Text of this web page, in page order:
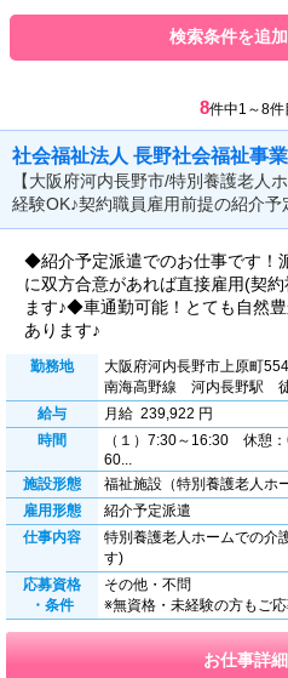
検索条件を追
8件中1～8件
社会福祉法人 長野社会福祉事
【大阪府河内長野市/特別養護老
経験OK♪契約職員雇用前提の紹介予
◆紹介予定派遣でのお仕事です！
に双方合意があれば直接雇用(契約
ます♪◆車通勤可能！とても自然
あります♪
勤務地
大阪府河内長野市上原町554
南海高野線 河内長野駅
給与
月給 239,922 円
時間
（１）7:30～16:30 休憩
60...
施設形態
福祉施設（特別養護老人ホ
雇用形態
紹介予定派遣
仕事内容
特別養護老人ホームでの介
す)
応募資格
・条件
その他・不問
※無資格・未経験の方もご応
お仕事詳